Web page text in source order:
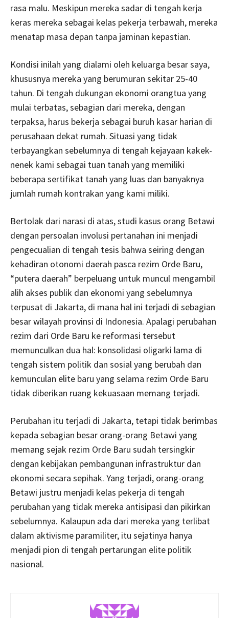
rasa malu. Meskipun mereka sadar di tengah kerja
keras mereka sebagai kelas pekerja terbawah, mereka
menatap masa depan tanpa jaminan kepastian.
Kondisi inilah yang dialami oleh keluarga besar saya,
khususnya mereka yang berumuran sekitar 25-40
tahun. Di tengah dukungan ekonomi orangtua yang
mulai terbatas, sebagian dari mereka, dengan
terpaksa, harus bekerja sebagai buruh kasar harian di
perusahaan dekat rumah. Situasi yang tidak
terbayangkan sebelumnya di tengah kejayaan kakek-
nenek kami sebagai tuan tanah yang memiliki
beberapa sertifikat tanah yang luas dan banyaknya
jumlah rumah kontrakan yang kami miliki.
Bertolak dari narasi di atas, studi kasus orang Betawi
dengan persoalan involusi pertanahan ini menjadi
pengecualian di tengah tesis bahwa seiring dengan
kehadiran otonomi daerah pasca rezim Orde Baru,
“putera daerah” berpeluang untuk muncul mengambil
alih akses publik dan ekonomi yang sebelumnya
terpusat di Jakarta, di mana hal ini terjadi di sebagian
besar wilayah provinsi di Indonesia. Apalagi perubahan
rezim dari Orde Baru ke reformasi tersebut
memunculkan dua hal: konsolidasi oligarki lama di
tengah sistem politik dan sosial yang berubah dan
kemunculan elite baru yang selama rezim Orde Baru
tidak diberikan ruang kekuasaan memang terjadi.
Perubahan itu terjadi di Jakarta, tetapi tidak berimbas
kepada sebagian besar orang-orang Betawi yang
memang sejak rezim Orde Baru sudah tersingkir
dengan kebijakan pembangunan infrastruktur dan
ekonomi secara sepihak. Yang terjadi, orang-orang
Betawi justru menjadi kelas pekerja di tengah
perubahan yang tidak mereka antisipasi dan pikirkan
sebelumnya. Kalaupun ada dari mereka yang terlibat
dalam aktivisme paramiliter, itu sejatinya hanya
menjadi pion di tengah pertarungan elite politik
nasional.